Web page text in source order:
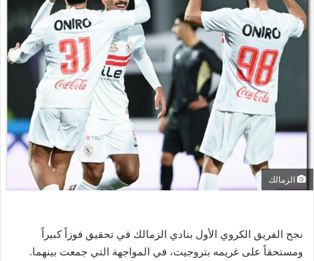
ر
د
إ
ل
ك
ر
ا
الزمالك
نجح الفريق الكروي الأول بنادي الزمالك في تحقيق فوزاً كبيراً
ومستحقاً على غريمه بتروجيت، في المواجهة التي جمعت بينهما.